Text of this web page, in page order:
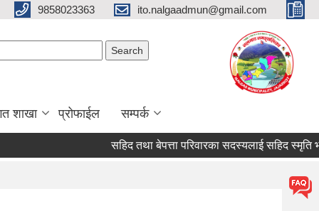
9858023363 ito.nalgaadmun@gmail.com
शाखा प्रोफाईल सम्पर्क
सहिद तथा बेपत्ता परिवारका सदस्यलाई सहिद स्मृति भत्ता